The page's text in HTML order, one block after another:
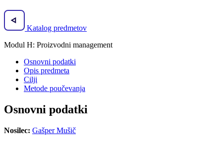
Katalog predmetov
Modul H: Proizvodni management
Osnovni podatki
Opis predmeta
Cilji
Metode poučevanja
Osnovni podatki
Nosilec: Gašper Mušič